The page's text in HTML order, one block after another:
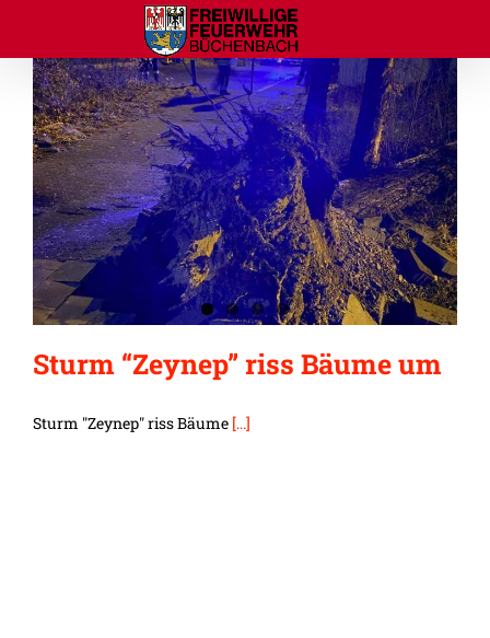
springen
Sturm “Zeynep” riss Bäume um
Sturm "Zeynep" riss Bäume [...]